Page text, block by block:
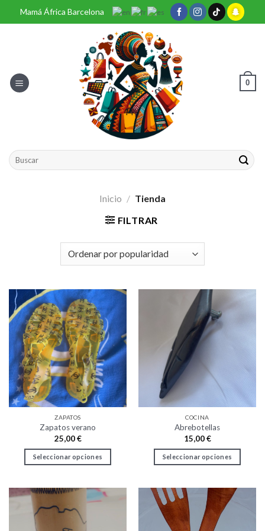
to
Mamá África Barcelona
0
Buscar
por:
Inicio / Tienda
FILTRAR
ZAPATOS
Zapatos verano
25,00€
Seleccionar opciones
tiene
múltiples
variantes.
COCINA
Abrebotellas
15,00€
Seleccionar opciones
tiene
múltiples
variantes.